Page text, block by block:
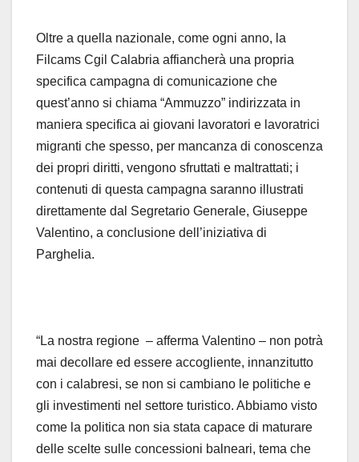
Oltre a quella nazionale, come ogni anno, la
Filcams Cgil Calabria affiancherà una propria
specifica campagna di comunicazione che
quest’anno si chiama “Ammuzzo” indirizzata in
maniera specifica ai giovani lavoratori e lavoratrici
migranti che spesso, per mancanza di conoscenza
dei propri diritti, vengono sfruttati e maltrattati; i
contenuti di questa campagna saranno illustrati
direttamente dal Segretario Generale, Giuseppe
Valentino, a conclusione dell’iniziativa di
Parghelia.
“La nostra regione – afferma Valentino – non potrà
mai decollare ed essere accogliente, innanzitutto
con i calabresi, se non si cambiano le politiche e
gli investimenti nel settore turistico. Abbiamo visto
come la politica non sia stata capace di maturare
delle scelte sulle concessioni balneari, tema che